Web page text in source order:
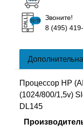
Звоните!
8 (495)
Процессор HP
(1024/800/1,5v)
DL145